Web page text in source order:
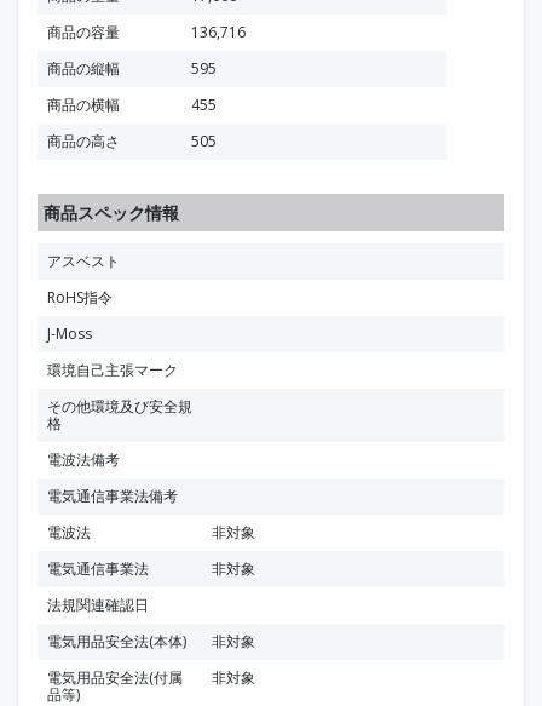
商品の容量
136,716
商品の縦幅
595
商品の横幅
455
商品の高さ
505
商品スペック情報
アスベスト
RoHS指令
J-Moss
環境自己主張マーク
その他環境及び安全規
格
電波法備考
電気通信事業法備考
電波法
非対象
電気通信事業法
非対象
法規関連確認日
電気用品安全法(本体)
非対象
電気用品安全法(付属
品等)
非対象